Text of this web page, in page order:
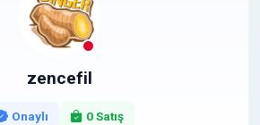
zencefil
Onaylı 0 Satış